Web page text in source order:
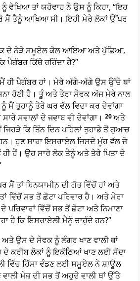
ਵੇਖਿਆ ਤਾਂ ਯਹੋਵਾਹ ਨੇ ਉਸ ਨੂੰ ਕਿਹਾ, “ਇਹ
ਮੈਂ ਤੈਨੂੰ ਆਖਿਆ ਸੀ। ਇਹੀ ਮੇਰੇ ਲੋਕਾਂ ਉੱਪਰ
ਦੇ ਨੇੜੇ ਸਮੂਏਲ ਕੋਲ ਆਇਆ ਅਤੇ ਪੁੱਛਿਆ,
ਪੈਗੰਬਰ ਕਿੱਥੇ ਰਹਿੰਦਾ ਹੈ?”
ਹੀ ਪੈਗੰਬਰ ਹਾਂ। ਮੇਰੇ ਅੱਗੇ-ਅੱਗੇ ਉਸ ਉੱਚੇ ਥਾਂ
ਹੋਣੀ ਹੈ। ਤੂੰ ਅਤੇ ਤੇਰਾ ਸੇਵਕ ਅੱਜ ਮੇਰੇ ਨਾਲ
ਮੈਂ ਤੁਹਾਨੂੰ ਤੇਰੇ ਘਰ ਵੱਲ ਵਿਦਾ ਕਰ ਦੇਵਾਂਗਾ
ਸਵਾਲਾਂ ਦੇ ਜਵਾਬ ਵੀ ਦੇਵਾਂਗਾ। 20ਅਤੇ
ਜਿਹੜੇ ਕਿ ਤਿੰਨ ਦਿਨ ਪਹਿਲਾਂ ਤੁਹਾਡੇ ਤੋਂ ਗੁਆਚ
ਹੁਣ ਸਾਰਾ ਇਸਰਾਏਲ ਜਿਸਦੇ ਮੂੰਹ ਵੱਲ ਜੋ
ਹੈਂ। ਉਹ ਸਾਰੇ ਲੋਕ ਤੈਨੂੰ ਅਤੇ ਤੇਰੇ ਪਿਤਾ ਦੇ
ਮੈਂ ਤਾਂ ਬਿਨਯਾਮੀਨ ਦੀ ਗੋਤ ਵਿੱਚੋਂ ਹਾਂ ਅਤੇ
ਵਿੱਚੋਂ ਸਭ ਤੋਂ ਛੋਟਾ ਪਰਿਵਾਰ ਹੈ। ਅਤੇ ਮੇਰਾ
ਪਰਿਵਾਰਾਂ ਵਿੱਚੋਂ ਸਭ ਤੋਂ ਛੋਟਾ ਅਤੇ ਨਿਮਾਣਾ
ਹੈ ਕਿ ਇਸਰਾਏਲੀ ਮੈਨੂੰ ਚਾਹੁੰਦੇ ਹਨ?”
ਉਸ ਦੇ ਸੇਵਕ ਨੂੰ ਲੰਗਰ ਖਾਣ ਵਾਲੀ ਥਾਂ
ਕਰੀਬ ਲੋਕਾਂ ਨੂੰ ਇਕੱਠਿਆਂ ਖਾਣ ਲਈ ਸੱਦਾ
ਵਿੱਚ ਹਿੱਸਾ ਵੰਡਣ ਲਈ ਸਮੂਏਲ ਨੇ ਸ਼ਾਊਲ
ਮੇਜ਼ ਦੀ ਸਭ ਤੋਂ ਅਹੁਦੇ ਵਾਲੀ ਥਾਂ ਉੱਤੇ